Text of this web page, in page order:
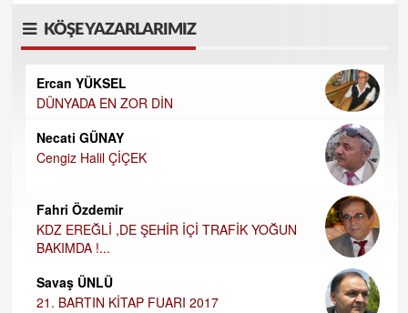
KÖŞE YAZARLARIMIZ
Ercan YÜKSEL
DÜNYADA EN ZOR DİN
Necati GÜNAY
Cengiz Halil ÇİÇEK
Fahri Özdemir
KDZ EREĞLİ ,DE ŞEHİR İÇİ TRAFİK YOĞUN
BAKIMDA !...
Savaş ÜNLÜ
21. BARTIN KİTAP FUARI 2017